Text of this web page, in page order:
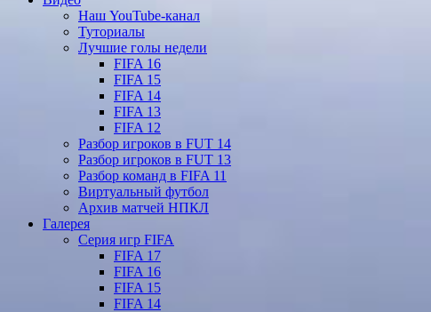
Наш YouTube-канал
Туториалы
Лучшие голы недели
FIFA 16
FIFA 15
FIFA 14
FIFA 13
FIFA 12
Разбор игроков в FUT 14
Разбор игроков в FUT 13
Разбор команд в FIFA 11
Виртуальный футбол
Архив матчей НПКЛ
Галерея
Серия игр FIFA
FIFA 17
FIFA 16
FIFA 15
FIFA 14